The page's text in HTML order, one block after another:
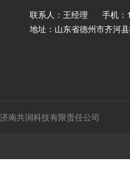
联系人：王经理
手机：
地址：山东省德州市齐河
济南共润科技有限责任公司